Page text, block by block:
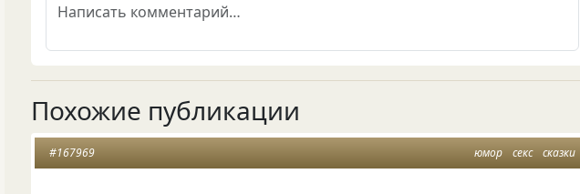
Похожие публикации
юмор секс сказки
#167969